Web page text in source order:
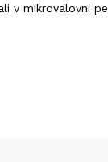
v mikrovalovni